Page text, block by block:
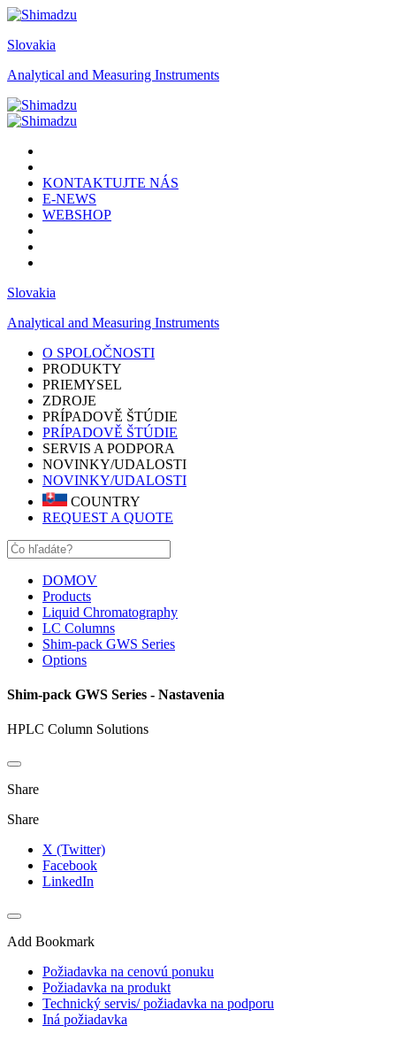
Slovakia
Analytical and Measuring Instruments
KONTAKTUJTE NÁS
E-NEWS
WEBSHOP
Slovakia
Analytical and Measuring Instruments
O SPOLOČNOSTI
PRODUKTY
PRIEMYSEL
ZDROJE
PRÍPADOVĚ ŠTÚDIE
PRÍPADOVĚ ŠTÚDIE
SERVIS A PODPORA
NOVINKY/UDALOSTI
NOVINKY/UDALOSTI
COUNTRY
REQUEST A QUOTE
DOMOV
Products
Liquid Chromatography
LC Columns
Shim-pack GWS Series
Options
Shim-pack GWS Series - Nastavenia
HPLC Column Solutions
Share
Share
X (Twitter)
Facebook
LinkedIn
Add Bookmark
Požiadavka na cenovú ponuku
Požiadavka na produkt
Technický servis/ požiadavka na podporu
Iná požiadavka